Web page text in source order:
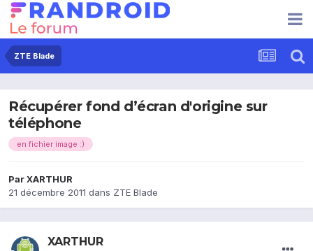
ZTE Blade
Récupérer fond d’écran d'origine sur
téléphone
en fichier image :)
ParXARTHUR
21 décembre 2011 dans ZTE Blade
XARTHUR